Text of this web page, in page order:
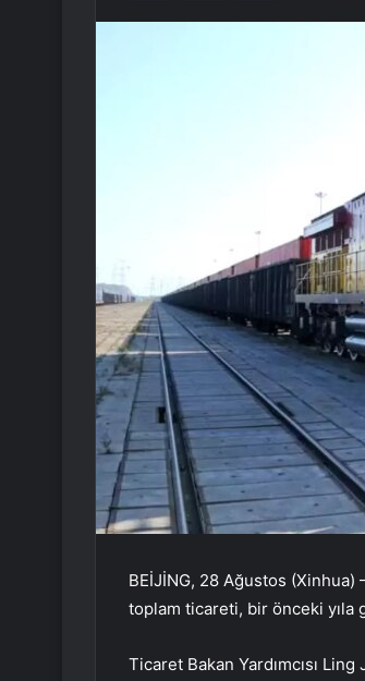
BEİJİNG, 28 Ağustos
toplam ticareti, bir önceki yıla
Ticaret Bakan Yardımcısı